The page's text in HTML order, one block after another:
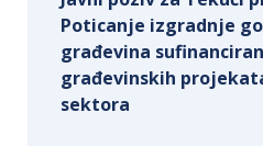
Poticanje izgradnje
građevina
građevinskih
sektora